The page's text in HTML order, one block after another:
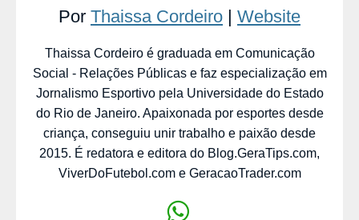
Por Thaissa Cordeiro | Website
Thaissa Cordeiro é graduada em Comunicação
Social - Relações Públicas e faz especialização em
Jornalismo Esportivo pela Universidade do Estado
do Rio de Janeiro. Apaixonada por esportes desde
criança, conseguiu unir trabalho e paixão desde
2015. É redatora e editora do Blog.GeraTips.com,
ViverDoFutebol.com e GeracaoTrader.com